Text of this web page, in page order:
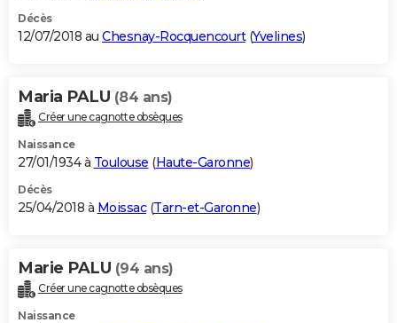
Décès
12/07/2018 au Chesnay-Rocquencourt(Yvelines)
Maria PALU (84 ans)
Créer une cagnotte obsèques
Naissance
27/01/1934 à Toulouse (Haute-Garonne)
Décès
25/04/2018 à Moissac(Tarn-et-Garonne)
Marie PALU (94 ans)
Créer une cagnotte obsèques
Naissance